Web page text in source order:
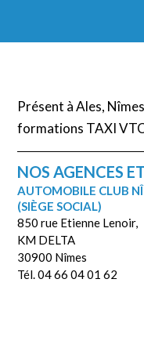
Présent à Ales,
formations TAXI
NOS AGENCES
AUTOMOBILE CLUB
(SIÈGE SOCIAL)
850 rue Etienne Lenoir,
KM DELTA
30900 Nîmes
Tél. 04 66 04 01 62